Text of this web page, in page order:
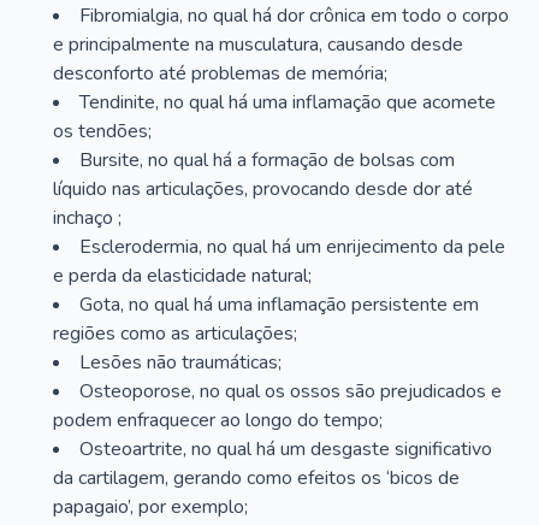
Fibromialgia, no qual há dor crônica em todo o corpo
e principalmente na musculatura, causando desde
desconforto até problemas de memória;
Tendinite, no qual há uma inflamação que acomete
os tendões;
Bursite, no qual há a formação de bolsas com
líquido nas articulações, provocando desde dor até
inchaço ;
Esclerodermia, no qual há um enrijecimento da pele
e perda da elasticidade natural;
Gota, no qual há uma inflamação persistente em
regiões como as articulações;
Lesões não traumáticas;
Osteoporose, no qual os ossos são prejudicados e
podem enfraquecer ao longo do tempo;
Osteoartrite, no qual há um desgaste significativo
da cartilagem, gerando como efeitos os ‘bicos de
papagaio’, por exemplo;